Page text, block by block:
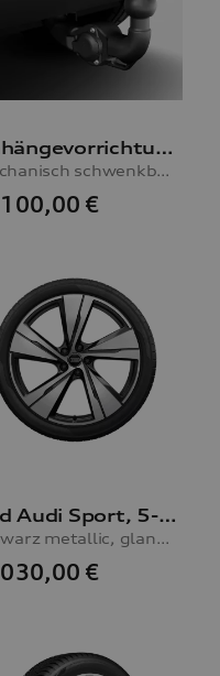
Anhängevorrichtung
mechanisch schwenkbar, inkl. E-Satz, für Fahrzeuge mit Vorbereitung für AHV, ohne Anhängerassistent
€
Rad Audi Sport, 5-Arm-Split mit RS-Schriftzug
schwarz metallic, glanzgedreht, 8,5Jx21, Reifen 255/40 R21 102Y XL
€